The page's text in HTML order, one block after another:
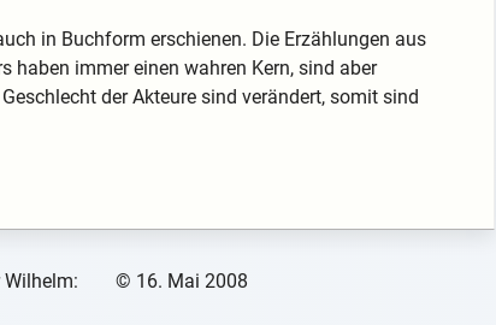
in Buchform erschienen. Die Erzählungen aus
haben immer einen wahren Kern, sind aber
der Akteure sind verändert, somit sind
Wilhelm: © 16. Mai 2008